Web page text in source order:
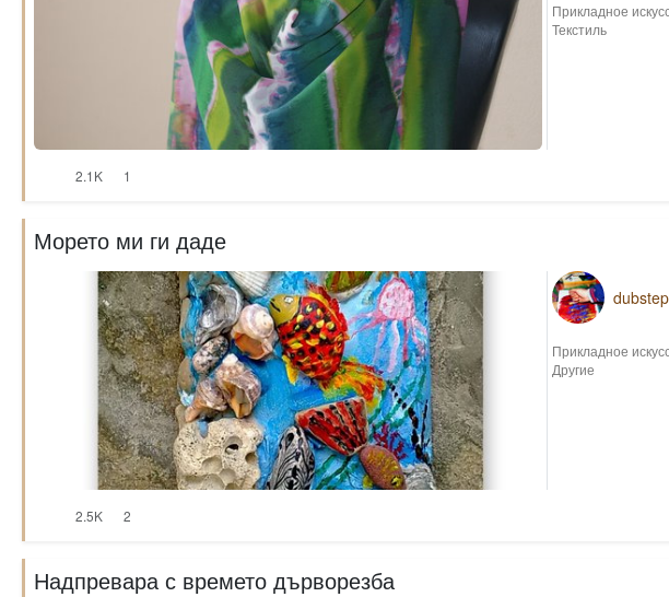
Прикладное
Текстиль
2.1K 1
Морето ми ги даде
dubstep
Прикладное
Другие
2.5K 2
Надпревара с времето дърворезба